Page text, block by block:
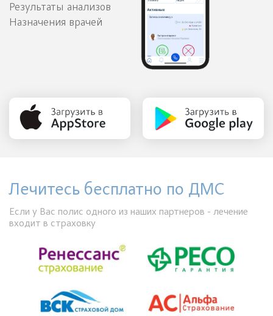
Результаты анализов
Назначения врачей
Лечитесь бесплатно по ДМС
Если у Вас полис одного из наших партнеров - лечение
входит в страховку